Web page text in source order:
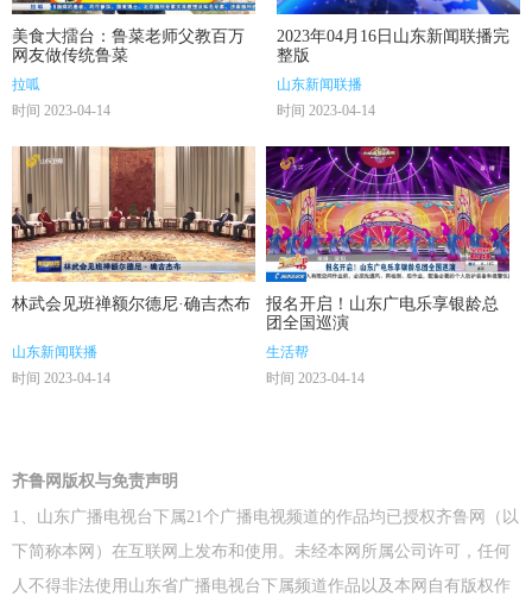
美食大擂台：鲁菜老师父教百万
网友做传统鲁菜
拉呱
时间 2023-04-14
2023年04月16日山东新闻联播完
整版
山东新闻联播
时间 2023-04-14
林武会见班禅额尔德尼·确吉杰布
山东新闻联播
时间 2023-04-14
报名开启！山东广电乐享银龄总
团全国巡演
生活帮
时间 2023-04-14
齐鲁网版权与免责声明
1、山东广播电视台下属21个广播电视频道的作品均已授权齐鲁网（以
下简称本网）在互联网上发布和使用。未经本网所属公司许可，任何
人不得非法使用山东省广播电视台下属频道作品以及本网自有版权作